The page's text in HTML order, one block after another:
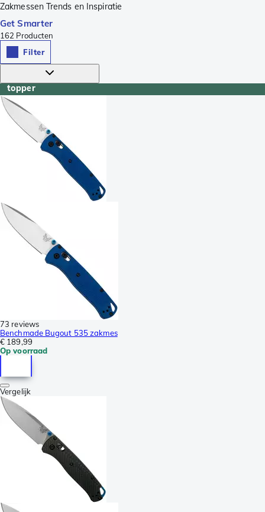
Zakmessen Trends en Inspiratie
Get Smarter
162 Producten
Filter
topper
73 reviews
Benchmade Bugout 535 zakmes
€ 189,99
Op voorraad
Vergelijk